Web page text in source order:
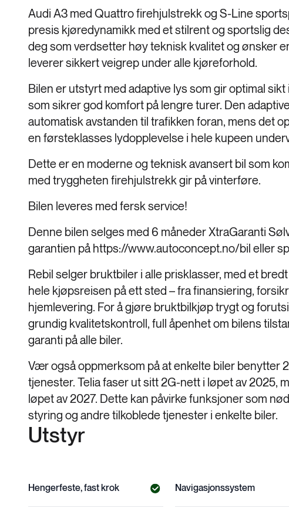
Audi A3 med Quattro firehjulstrekk og S-Line
presis kjøredynamikk med et stilrent og sportslig
deg som verdsetter høy teknisk kvalitet og ønsker
leverer sikkert veigrep under alle kjøreforhold.
Bilen er utstyrt med adaptive lys som gir optimal
som sikrer god komfort på lengre turer. Den
automatisk avstanden til trafikken foran, mens det
en førsteklasses lydopplevelse i hele kupeen
Dette er en moderne og teknisk avansert bil som
med tryggheten firehjulstrekk gir på vinterføre.
Bilen leveres med fersk service!
Denne bilen selges med 6 måneder XtraGaranti
garantien på https://www.autoconcept.no/bil eller
Rebil selger bruktbiler i alle prisklasser, med et
hele kjøpsreisen på ett sted – fra finansiering,
hjemlevering. For å gjøre bruktbilkjøp trygt og
grundig kvalitetskontroll, full åpenhet om bilens
garanti på alle biler.
Vær også oppmerksom på at enkelte biler benytter
tjenester. Telia faser ut sitt 2G-nett i løpet av 2025,
løpet av 2027. Dette kan påvirke funksjoner som
styring og andre tilkoblede tjenester i enkelte biler.
Utstyr
Hengerfeste, fast krok Navigasjonssystem